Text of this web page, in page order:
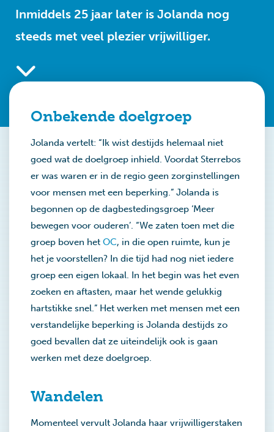
Inmiddels 25 jaar later is Jolanda nog
steeds met veel plezier vrijwilliger.
Onbekende doelgroep
Jolanda vertelt: “Ik wist destijds helemaal niet
goed wat de doelgroep inhield. Voordat Sterrebos
er was waren er in de regio geen zorginstellingen
voor mensen met een beperking.” Jolanda is
begonnen op de dagbestedingsgroep ‘Meer
bewegen voor ouderen’. “We zaten toen met die
groep boven het OC, in die open ruimte, kun je
het je voorstellen? In die tijd had nog niet iedere
groep een eigen lokaal. In het begin was het even
zoeken en aftasten, maar het wende gelukkig
hartstikke snel.” Het werken met mensen met een
verstandelijke beperking is Jolanda destijds zo
goed bevallen dat ze uiteindelijk ook is gaan
werken met deze doelgroep.
Wandelen
Momenteel vervult Jolanda haar vrijwilligerstaken